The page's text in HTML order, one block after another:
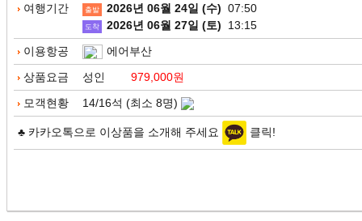
여행기간 출발 2026년 06월 24일 (수) 07:50
도착 2026년 06월 27일 (토)
13:15
이용항공
에어부산
상품요금
성인
979,000원
모객현황
14/16석 (최소 8명)
♣ 카카오톡으로 이상품을 소개해 주세요 클릭!